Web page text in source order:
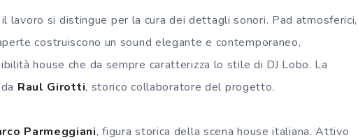
lavoro si distingue per la cura dei dettagli sonori. Pad atmosferici,
costruiscono un sound elegante e contemporaneo,
house che da sempre caratterizza lo stile di DJ Lobo. La
Raul Girotti, storico collaboratore del progetto.
Parmeggiani, figura storica della scena house italiana. Attivo